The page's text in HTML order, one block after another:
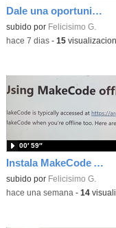
Dale una oportunidad a los Chromebooks y utiliza un proyector para realizar talleres si no tienes pantallas táctiles
Contenido educativo.
subido por Felicisimo G.
-hace 7 dias- 15
Instala MakeCode Arcade para trabajar offline en tu tablet, ordenador, Chromebook
Contenido educativo.
subido por Felicisimo G.
00′ 59″
-hace una semana - 14